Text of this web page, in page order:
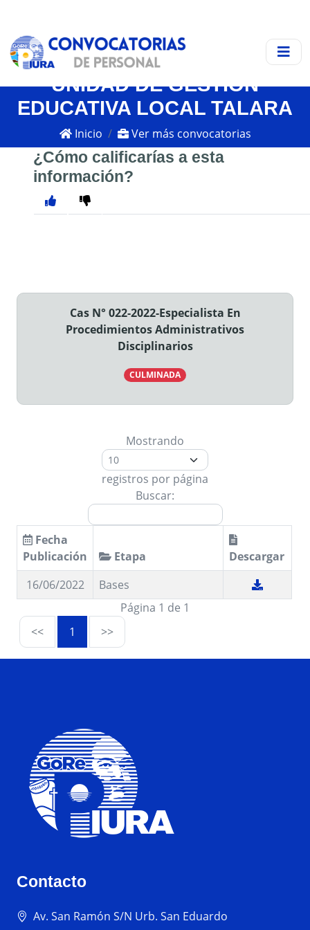
UNIDAD DE GESTIÓN
EDUCATIVA LOCAL TALARA
Inicio Ver más convocatorias
¿Cómo calificarías a esta
información?
Cas N° 022-2022-Especialista En
Procedimientos Administrativos
Disciplinarios
CULMINADA
Mostrando
registros por página
Buscar:
Fecha
Publicación
Etapa
Descargar
16/06/2022
Bases
Página 1 de 1
<<
1 >>
Contacto
Av. San Ramón S/N Urb. San Eduardo